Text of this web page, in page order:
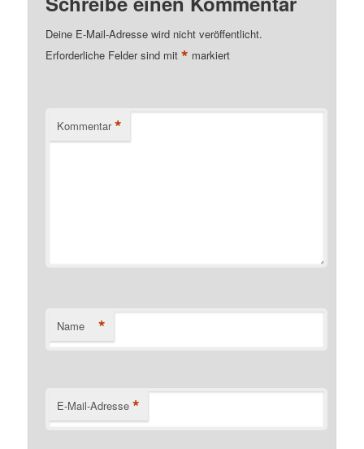
Deine E-Mail-Adresse wird nicht veröffentlicht.
Erforderliche Felder sind mit* markiert
Kommentar *
Name *
E-Mail-Adresse *